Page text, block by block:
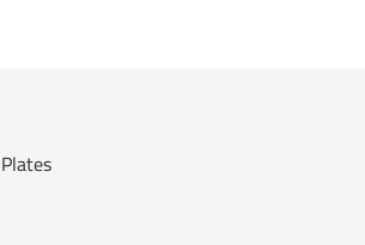
Plates